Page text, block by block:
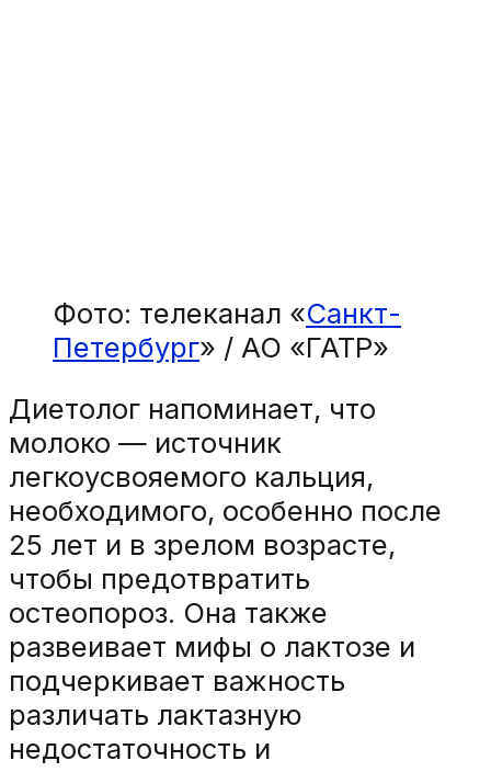
Фото: телеканал «Санкт-
Петербург» / АО «ГАТР»
Диетолог напоминает, что
молоко — источник
легкоусвояемого кальция,
необходимого, особенно после
25 лет и в зрелом возрасте,
чтобы предотвратить
остеопороз. Она также
развеивает мифы о лактозе и
подчеркивает важность
различать лактазную
недостаточность и